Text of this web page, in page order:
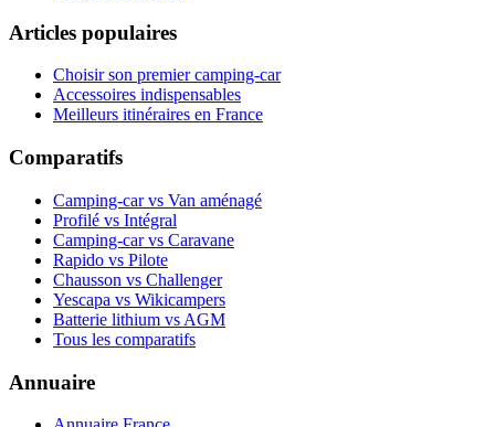
Articles populaires
Choisir son premier camping-car
Accessoires indispensables
Meilleurs itinéraires en France
Comparatifs
Camping-car vs Van aménagé
Profilé vs Intégral
Camping-car vs Caravane
Rapido vs Pilote
Chausson vs Challenger
Yescapa vs Wikicampers
Batterie lithium vs AGM
Tous les comparatifs
Annuaire